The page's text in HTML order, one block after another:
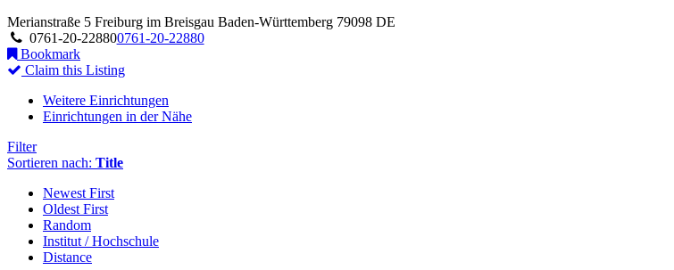
Merianstraße 5 Freiburg im Breisgau Baden-Württemberg 79098 DE
0761-20-228800761-20-22880
Bookmark
Claim this Listing
Weitere Einrichtungen
Einrichtungen in der Nähe
Filter
Sortieren nach: Title
Newest First
Oldest First
Random
Institut / Hochschule
Distance